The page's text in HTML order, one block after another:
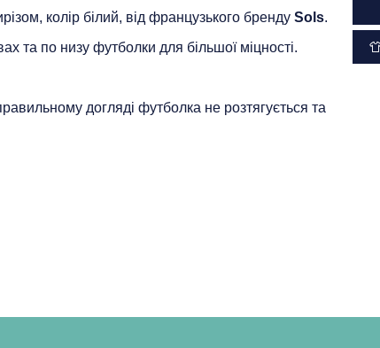
колір білий, від французького бренду Sols.
та по низу футболки для більшої міцності.
догляді футболка не розтягується та